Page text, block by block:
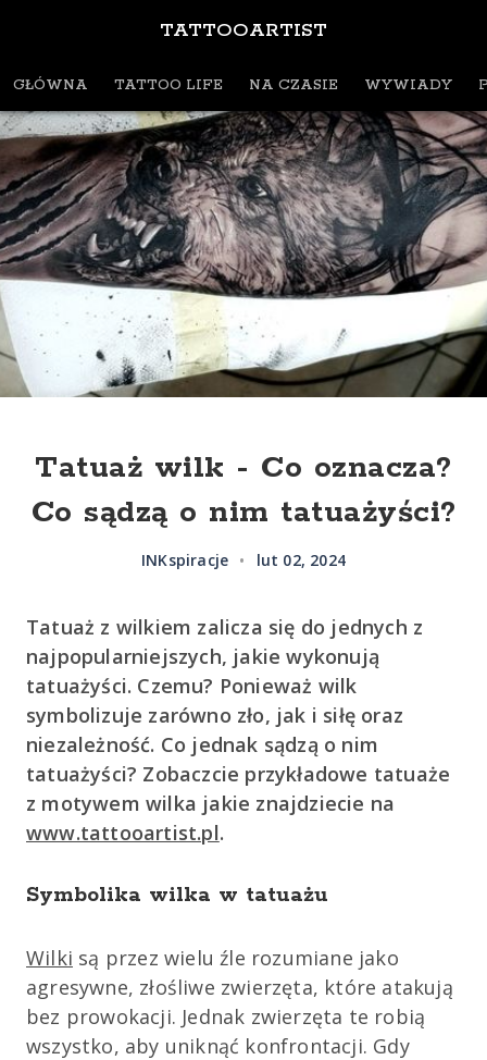
TATTOOARTIST
GŁÓWNA TATTOO LIFE NA CZASIE WYWIADY
Tatuaż wilk - Co oznacza?
Co sądzą o nim tatuażyści?
INKspiracje • lut 02, 2024
Tatuaż z wilkiem zalicza się do jednych z
najpopularniejszych, jakie wykonują
tatuażyści. Czemu? Ponieważ wilk
symbolizuje zarówno zło, jak i siłę oraz
niezależność. Co jednak sądzą o nim
tatuażyści? Zobaczcie przykładowe tatuaże
z motywem wilka jakie znajdziecie na
www.tattooartist.pl.
Symbolika wilka w tatuażu
Wilki są przez wielu źle rozumiane jako
agresywne, złośliwe zwierzęta, które atakują
bez prowokacji. Jednak zwierzęta te robią
wszystko, aby uniknąć konfrontacji. Gdy